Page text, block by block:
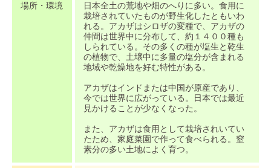
場所・環境
日本全土の荒地や畑のへりに多い。食用に
栽培されていたものが野生化したともいわ
れる。アカザはシロザの変種で、アカザの
仲間は世界中に分布して、約１４００種も
しられている。その多くの種が塩生と乾生
の植物で、土壌中に多量の塩分が含まれる
地域や乾燥地を好む特性がある。
アカザはインドまたは中国が原産であり、
今では世界に広がっている。日本では最近
見かけることが少なくなった。
また、アカザは食用として栽培されいてい
たため、家庭菜園で作って食べられる。窒
素分の多い土地によく育つ。